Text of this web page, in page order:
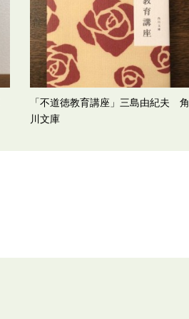
「不道徳教育講座」三島由紀夫 角
川文庫